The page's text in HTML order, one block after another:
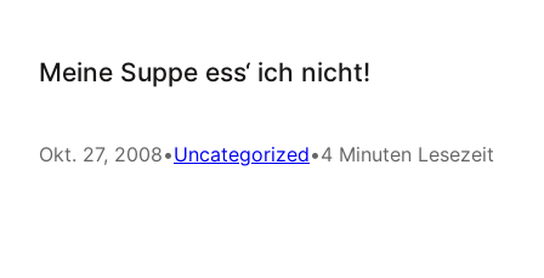
Meine Suppe ess‘ ich nicht!
Okt. 27, 2008•Uncategorized•4 Minuten Lesezeit